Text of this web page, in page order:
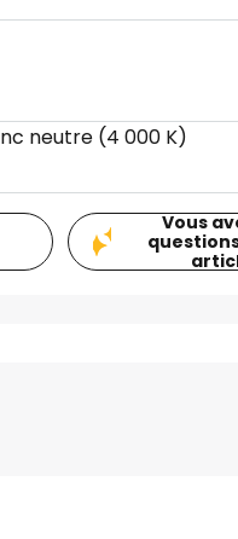
neutre (4 000 K)
Vous